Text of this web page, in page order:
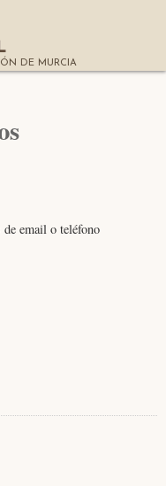
DE MURCIA
de email o teléfono